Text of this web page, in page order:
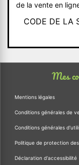
de la vente en
CODE DE LA
Mes
Mentions légales
Conditions générales de
Conditions générales
Politique de protection
Déclaration d'accessibilité